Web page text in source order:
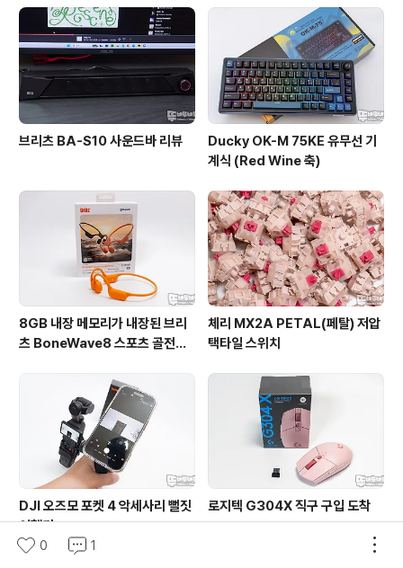
니다. 외형탐구 1) 반영구적인 이색사출 키캡 (한글각인 /
기능키 각인 레이저인쇄) 기본 키캡은 이색사출이며, 한글
폰트와 기능키 부분은 레이저 각인으로 되어있습니다. 여
기까지 보면 불투명 재질에 코..
브리츠 BA-S10 사운드바 리뷰
Ducky OK-M 75KE 유무선 기
계식 (Red Wine 축)
8GB 내장 메모리가 내장된 브리
츠 BoneWave8 스포츠 골전도
체리 MX2A PETAL(페탈) 저압
택타일 스위치
DJI 오즈모 포켓 4 악세사리 뻘짓
여행기
로지텍 G304X 직구 구입 도착
0 1